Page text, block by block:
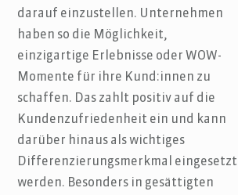
darauf einzustellen. Unternehmen
haben so die Möglichkeit,
einzigartige Erlebnisse oder WOW-
Momente für ihre Kund:innen zu
schaffen. Das zahlt positiv auf die
Kundenzufriedenheit ein und kann
darüber hinaus als wichtiges
Differenzierungsmerkmal eingesetzt
werden. Besonders in gesättigten